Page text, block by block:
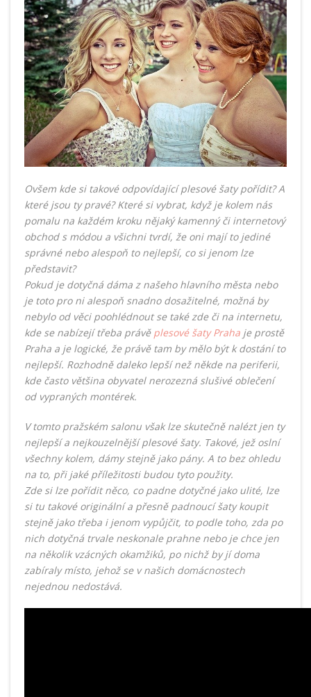
Ovšem kde si takové odpovídající plesové šaty pořídit? A
které jsou ty pravé? Které si vybrat, když je kolem nás
pomalu na každém kroku nějaký kamenný či internetový
obchod s módou a všichni tvrdí, že oni mají to jediné
správné nebo alespoň to nejlepší, co si jenom lze
představit?
Pokud je dotyčná dáma z našeho hlavního města nebo
je toto pro ni alespoň snadno dosažitelné, možná by
nebylo od věci poohlédnout se také zde či na internetu,
kde se nabízejí třeba právě plesové šaty Praha je prostě
Praha a je logické, že právě tam by mělo být k dostání to
nejlepší. Rozhodně daleko lepší než někde na periferii,
kde často většina obyvatel nerozezná slušivé oblečení
od vypraných montérek.
V tomto pražském salonu však lze skutečně nalézt jen ty
nejlepší a nejkouzelnější plesové šaty. Takové, jež oslní
všechny kolem, dámy stejně jako pány. A to bez ohledu
na to, při jaké příležitosti budou tyto použity.
Zde si lze pořídit něco, co padne dotyčné jako ulité, lze
si tu takové originální a přesně padnoucí šaty koupit
stejně jako třeba i jenom vypůjčit, to podle toho, zda po
nich dotyčná trvale neskonale prahne nebo je chce jen
na několik vzácných okamžiků, po nichž by jí doma
zabíraly místo, jehož se v našich domácnostech
nejednou nedostává.